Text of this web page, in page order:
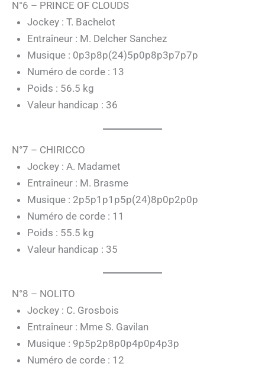
N°6 – PRINCE OF CLOUDS
Jockey : T. Bachelot
Entraîneur : M. Delcher Sanchez
Musique : 0p3p8p(24)5p0p8p3p7p7p
Numéro de corde : 13
Poids : 56.5 kg
Valeur handicap : 36
N°7 – CHIRICCO
Jockey : A. Madamet
Entraîneur : M. Brasme
Musique : 2p5p1p1p5p(24)8p0p2p0p
Numéro de corde : 11
Poids : 55.5 kg
Valeur handicap : 35
N°8 – NOLITO
Jockey : C. Grosbois
Entraîneur : Mme S. Gavilan
Musique : 9p5p2p8p0p4p0p4p3p
Numéro de corde : 12